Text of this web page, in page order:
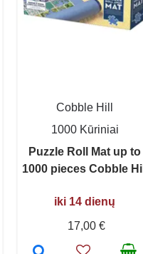
Cobble Hill
1000 Kūriniai
Puzzle Roll Mat up to
1000 pieces Cobble Hill
iki 14 dienų
17,00 €